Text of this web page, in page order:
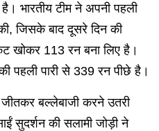
भारतीय टीम ने अपनी पहली
जिसके बाद दूसरे दिन की
खोकर 113 रन बना लिए है।
पहली पारी से 339 रन पीछे है।
बल्लेबाजी करने उतरी
सुदर्शन की सलामी जोड़ी ने